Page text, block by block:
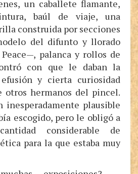
un caballete flamante,
baúl de viaje, una
construida por secciones
del difunto y llorado
palanca y rollos de
con que le daban la
y cierta curiosidad
otros hermanos del pincel.
plausible
escogido, pero le obligó a
considerable de
para la que estaba muy